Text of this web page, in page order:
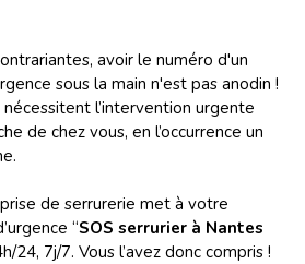
avoir le numéro d'un
sous la main n'est pas anodin !
l’intervention urgente
de chez vous, en l’occurrence un
de serrurerie met à votre
“SOS serrurier à Nantes
24, 7j/7. Vous l’avez donc compris !